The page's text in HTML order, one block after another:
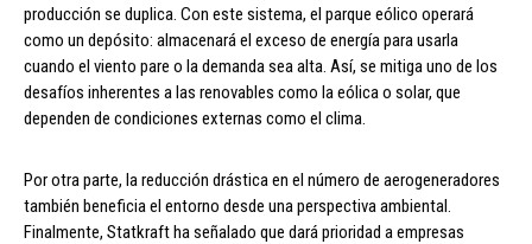
producción se duplica. Con este sistema, el parque eólico operará
como un depósito: almacenará el exceso de energía para usarla
cuando el viento pare o la demanda sea alta. Así, se mitiga uno de los
desafíos inherentes a las renovables como la eólica o solar, que
dependen de condiciones externas como el clima.
Por otra parte, la reducción drástica en el número de aerogeneradores
también beneficia el entorno desde una perspectiva ambiental.
Finalmente, Statkraft ha señalado que dará prioridad a empresas